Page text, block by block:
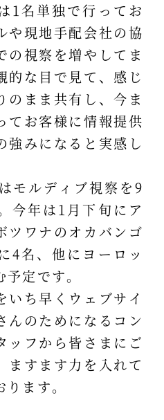
1名単独で行ってお
や現地手配会社の協
の視察を増やしてま
的な目で見て、感じ
のまま共有し、今ま
てお客様に情報提供
強みになると実感し
モルディブ視察を9
今年は1月下旬にア
ツワナのオカバンゴ
4名、他にヨーロッ
定です。
いち早くウェブサイ
んのためになるコン
ッフから皆さまにご
ますます力を入れて
ます。